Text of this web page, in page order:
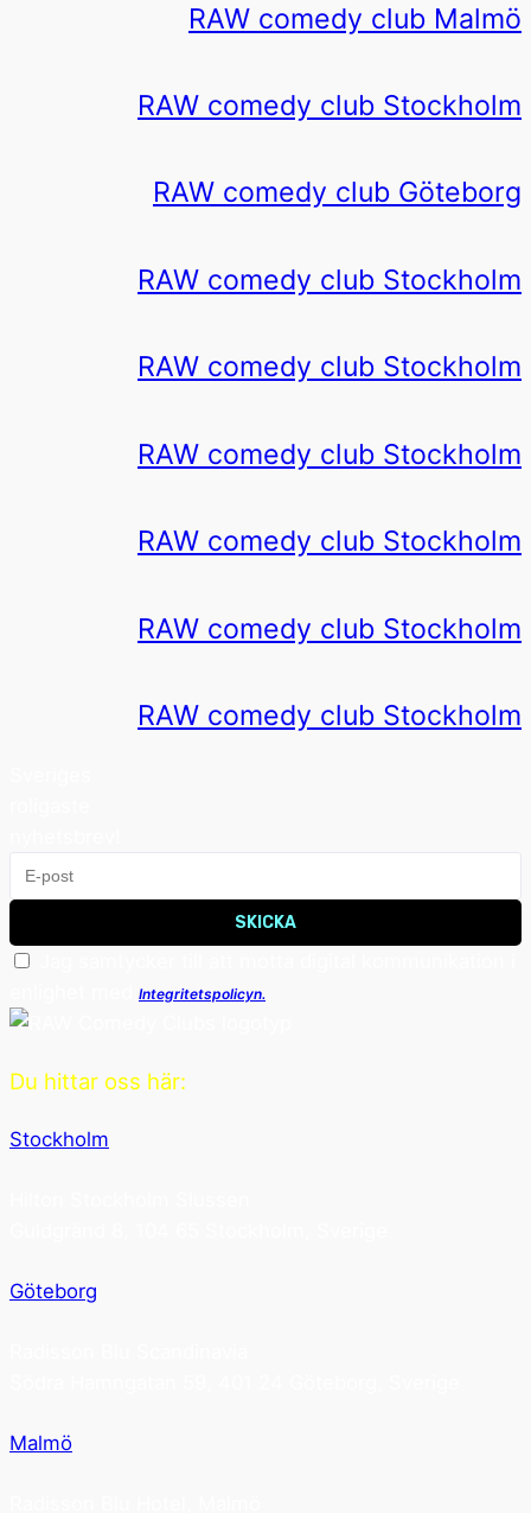
RAW comedy club Malmö
RAW comedy club Stockholm
RAW comedy club Göteborg
RAW comedy club Stockholm
RAW comedy club Stockholm
RAW comedy club Stockholm
RAW comedy club Stockholm
RAW comedy club Stockholm
RAW comedy club Stockholm
SKICKA
Integritetspolicyn.
Du hittar oss här:
Stockholm
Göteborg
Malmö